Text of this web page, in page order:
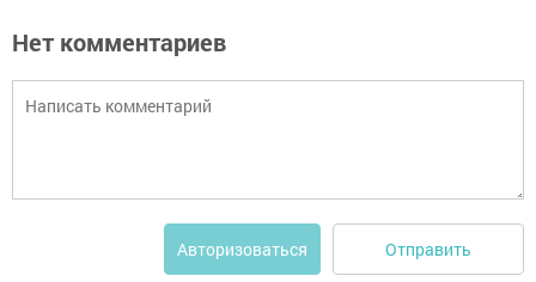
Нет комментариев
Авторизоваться Отправить